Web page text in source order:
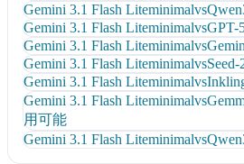
Gemini 3.1 Flash Liteminimalvs
Gemini 3.1 Flash LiteminimalvsGPT-
Gemini 3.1 Flash Liteminimalvs
Gemini 3.1 Flash Liteminimalvs
Gemini 3.1 Flash Liteminimalvs
Gemini 3.1 Flash Liteminimalvs
用可能
Gemini 3.1 Flash Liteminimalvs